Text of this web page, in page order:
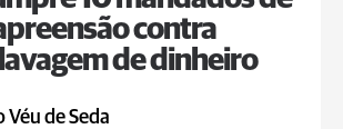
contra
de dinheiro
Véu de Seda